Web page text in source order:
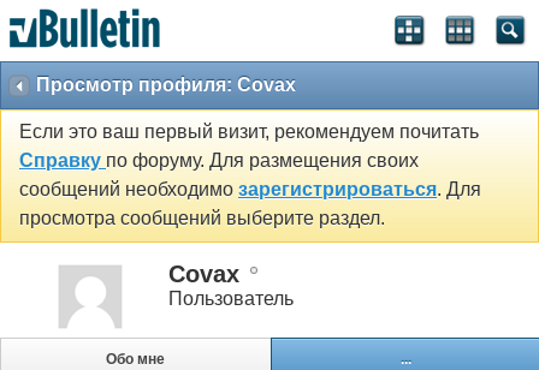
Просмотр профиля: Covax
Если это ваш первый визит, рекомендуем почитать
Справку по форуму. Для размещения своих
сообщений необходимо зарегистрироваться. Для
просмотра сообщений выберите раздел.
Covax
Пользователь
Обо мне ...